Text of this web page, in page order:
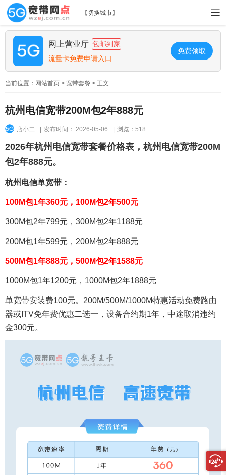
【切换城市】
网上营业厅 包邮到家
流量卡免费申请入口
免费领取
当前位置： 网站首页 > 宽带套餐 > 正文
杭州电信宽带200M包2年888元
店小二 发布时间： 2026-05-06 浏览：518
2026年杭州电信宽带套餐价格表，杭州电信宽带200M
包2年888元。
杭州电信单宽带：
100M包1年360元，100M包2年500元
300M包2年799元，300M包2年1188元
200M包1年599元，200M包2年888元
500M包1年888元，500M包2年1588元
1000M包1年1200元，1000M包2年1888元
单宽带安装费100元。200M/500M/1000M特惠活动免费路由
器或ITV免年费优惠二选一，设备合约期1年，中途取消违约
金300元。